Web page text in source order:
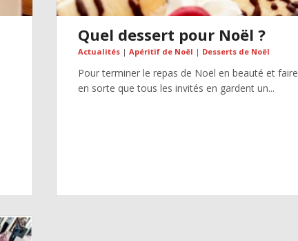
Quel dessert pour Noël ?
Actualités| Apéritif de Noël | Desserts de Noël
Pour terminer le repas de Noël en beauté et faire
en sorte que tous les invités en gardent un...